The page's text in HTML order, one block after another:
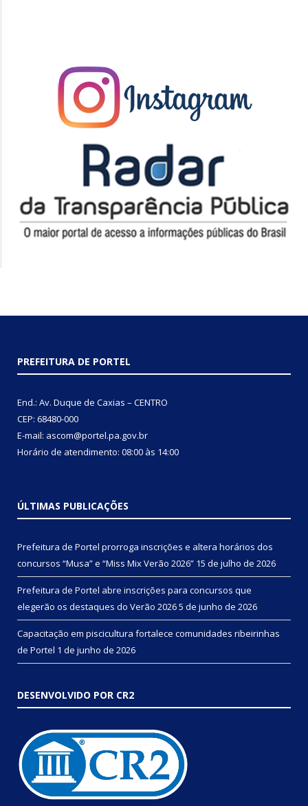
PREFEITURA DE PORTEL
End.: Av. Duque de Caxias – CENTRO
CEP: 68480-000
E-mail: ascom@portel.pa.gov.br
Horário de atendimento: 08:00 às 14:00
ÚLTIMAS PUBLICAÇÕES
Prefeitura de Portel prorroga inscrições e altera horários dos
concursos “Musa” e “Miss Mix Verão 2026” 15 de julho de 2026
Prefeitura de Portel abre inscrições para concursos que
elegerão os destaques do Verão 20265 de junho de 2026
Capacitação em piscicultura fortalece comunidades ribeirinhas
de Portel 1 de junho de 2026
DESENVOLVIDO POR CR2